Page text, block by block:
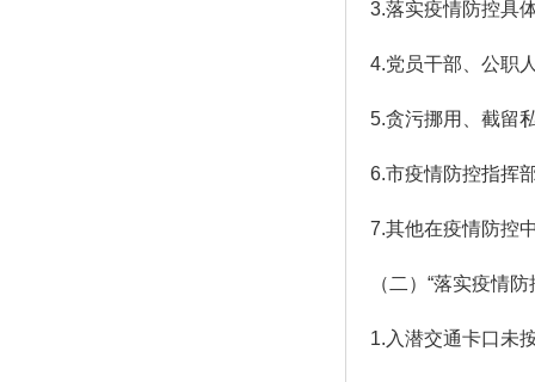
3.落实疫情防控具
4.党员干部、公职
5.贪污挪用、截留
6.市疫情防控指挥
7.其他在疫情防控
（二）“落实疫情
1.入潜交通卡口未